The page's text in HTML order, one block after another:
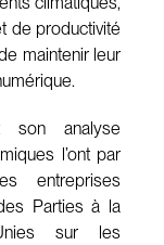
de productivité
maintenir leur
son analyse
l’ont par
entreprises
Parties à la
sur les